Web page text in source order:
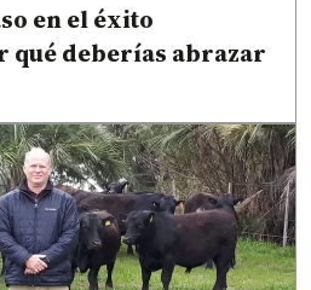
en el éxito
qué deberías abrazar